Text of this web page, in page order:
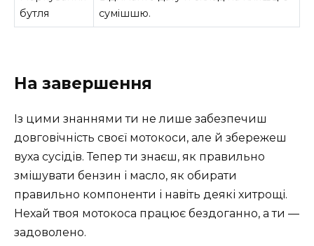
бутля
сумішшю.
На завершення
Із цими знаннями ти не лише забезпечиш
довговічність своєї мотокоси, але й збережеш
вуха сусідів. Тепер ти знаєш, як правильно
змішувати бензин і масло, як обирати
правильно компоненти і навіть деякі хитрощі.
Нехай твоя мотокоса працює бездоганно, а ти —
задоволено.